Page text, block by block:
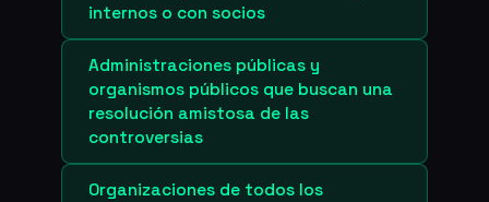
internos o con socios
Administraciones públicas y
organismos públicos que buscan una
resolución amistosa de las
controversias
Organizaciones de todos los